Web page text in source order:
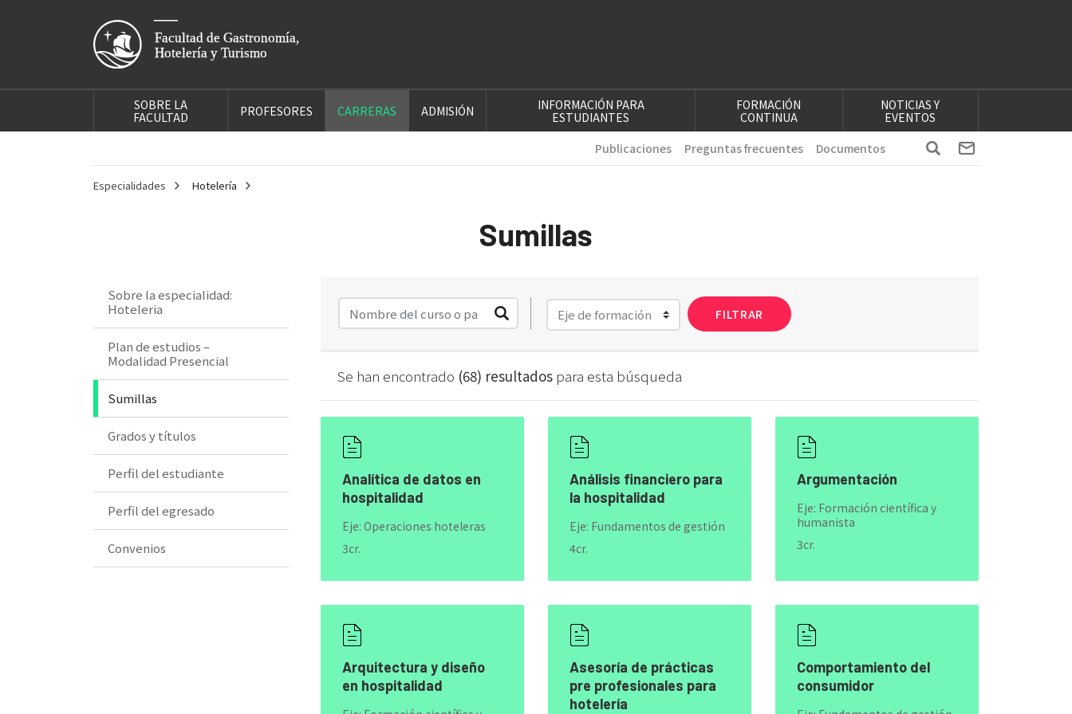
SOBRE LA
FACULTAD
PROFESORES CARRERAS ADMISIÓN
INFORMACIÓN PARA
ESTUDIANTES
FORMACIÓN
CONTINUA
NOTICIAS Y
EVENTOS
Documentos
Preguntas frecuentes
Publicaciones
Especialidades Hotelería
Sumillas
Sobre la especialidad:
Hoteleria
Plan de estudios –
Modalidad Presencial
Sumillas
Grados y títulos
Perfil del estudiante
Perfil del egresado
Convenios
FILTRAR
Se han encontrado (68) resultados para esta búsqueda
Analítica de datos en
hospitalidad
Eje: Operaciones hoteleras
3cr.
Análisis financiero para
la hospitalidad
Eje: Fundamentos de gestión
4cr.
Argumentación
Eje: Formación científica y
humanista
3cr.
Arquitectura y diseño
en hospitalidad
Asesoría de prácticas
pre profesionales para
hotelería
Comportamiento del
consumidor